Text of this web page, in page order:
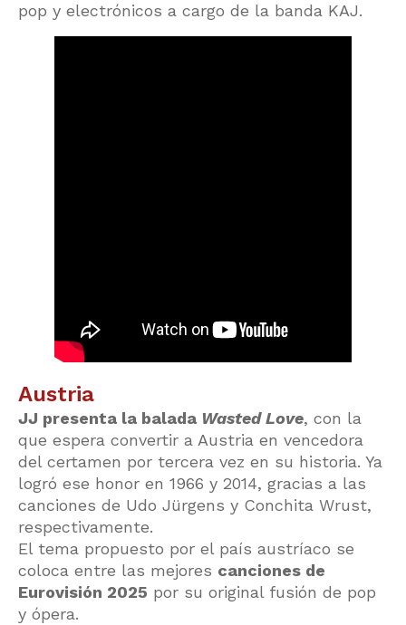
pop y electrónicos a cargo de la banda KAJ.
Austria
JJ presenta la balada Wasted Love, con la
que espera convertir a Austria en vencedora
del certamen por tercera vez en su historia. Ya
logró ese honor en 1966 y 2014, gracias a las
canciones de Udo Jürgens y Conchita Wrust,
respectivamente.
El tema propuesto por el país austríaco se
coloca entre las mejores canciones de
Eurovisión 2025 por su original fusión de pop
y ópera.